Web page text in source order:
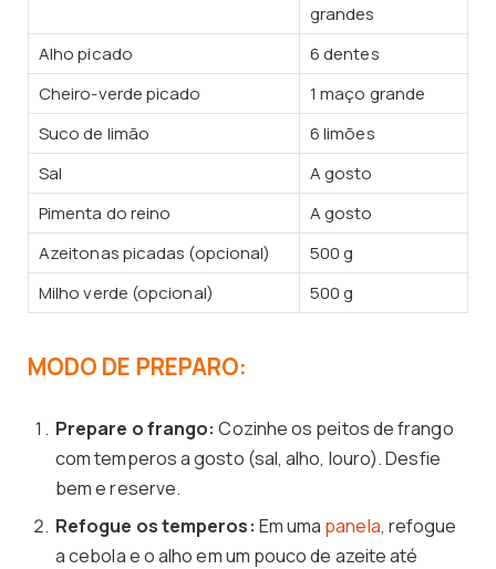
grandes
Alho picado
6 dentes
Cheiro-verde picado
1 maço grande
Suco de limão
6 limões
Sal
A gosto
Pimenta do reino
A gosto
Azeitonas picadas (opcional)
500 g
Milho verde (opcional)
500 g
MODO DE PREPARO:
Prepare o frango: Cozinhe os peitos de frango
com temperos a gosto (sal, alho, louro). Desfie
bem e reserve.
Refogue os temperos: Em uma panela, refogue
a cebola e o alho em um pouco de azeite até